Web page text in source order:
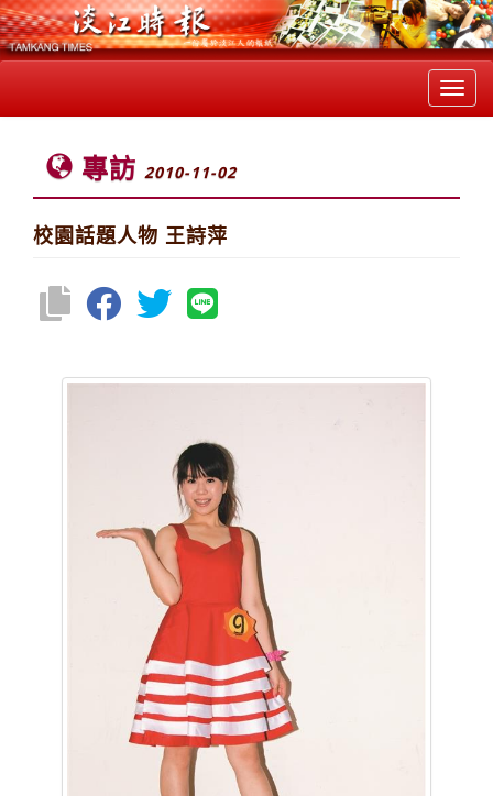
專訪 2010-11-02
校園話題人物 王詩萍